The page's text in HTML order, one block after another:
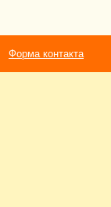
Форма контакта